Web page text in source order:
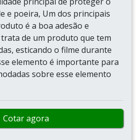
e poeira, Um dos principais
é a boa adesão e
de um produto que tem
esticando o filme durante
elemento é importante para
sobre esse elemento
Cotar agora